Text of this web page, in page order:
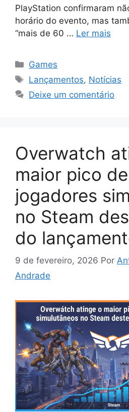
PlayStation confirmaram
horário do evento, mas
“mais de 60 … Ler mais
Categorias
Games
Tags
Lançamentos, Notícias
Deixe um comentário
Overwatch
maior pico de
jogadores
no Steam
do
9 de fevereiro, 2026 Por
Andrade